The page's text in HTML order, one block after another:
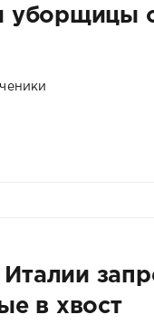
уборщицы
Италии
в хвост